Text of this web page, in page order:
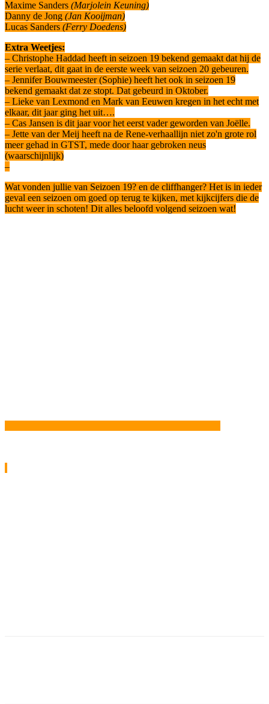
Maxime Sanders (Marjolein Keuning)
Danny de Jong (Jan Kooijman)
Lucas Sanders (Ferry Doedens)
Extra Weetjes:
– Christophe Haddad heeft in seizoen 19 bekend gemaakt dat hij de
serie verlaat, dit gaat in de eerste week van seizoen 20 gebeuren.
– Jennifer Bouwmeester (Sophie) heeft het ook in seizoen 19
bekend gemaakt dat ze stopt. Dat gebeurd in Oktober.
– Lieke van Lexmond en Mark van Eeuwen kregen in het echt met
elkaar, dit jaar ging het uit….
– Cas Jansen is dit jaar voor het eerst vader geworden van Joëlle.
– Jette van der Meij heeft na de Rene-verhaallijn niet zo'n grote rol
meer gehad in GTST, mede door haar gebroken neus
(waarschijnlijk)
–
Wat vonden jullie van Seizoen 19? en de cliffhanger? Het is in ieder
geval een seizoen om goed op terug te kijken, met kijkcijfers die de
lucht weer in schoten! Dit alles beloofd volgend seizoen wat!